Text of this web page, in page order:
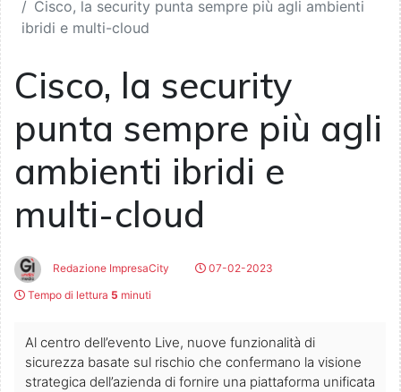
Cisco, la security punta sempre più agli ambienti
ibridi e multi-cloud
Cisco, la security
punta sempre più agli
ambienti ibridi e
multi-cloud
Redazione ImpresaCity
07-02-2023
Tempo di lettura 5 minuti
Al centro dell’evento Live, nuove funzionalità di
sicurezza basate sul rischio che confermano la visione
strategica dell’azienda di fornire una piattaforma unificata